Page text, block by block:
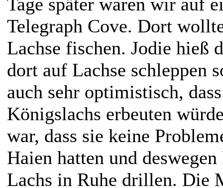
Telegraph Cove. Dort
Lachse fischen. Jodie hieß
dort auf Lachse schleppen
auch sehr optimistisch,
Königslachs erbeuten
war, dass sie keine
Haien hatten und
Lachs in Ruhe drillen. Die